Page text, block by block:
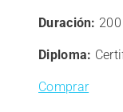
Duración:
Diploma:
Comprar